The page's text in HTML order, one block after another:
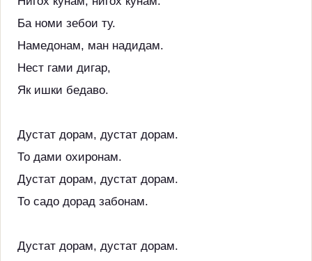
Ба номи зебои ту.
Намедонам, ман надидам.
Нест гами дигар,
Як ишки бедаво.
Дустат дорам, дустат дорам.
То дами охиронам.
Дустат дорам, дустат дорам.
То садо дорад забонам.
Дустат дорам, дустат дорам.